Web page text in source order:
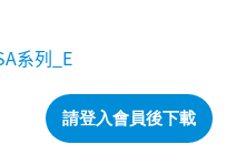
系列_E
請登入會員後下載